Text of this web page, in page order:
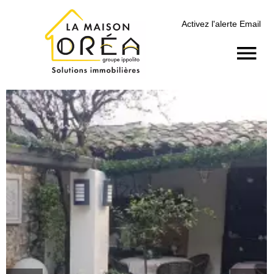
Activez l'alerte Email